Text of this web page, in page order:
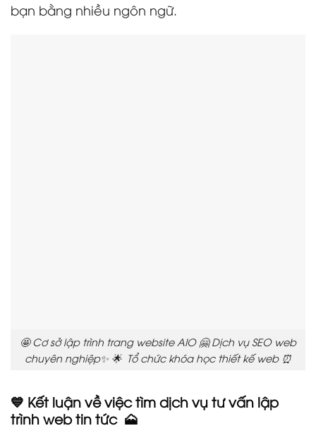
bạn bằng nhiều ngôn ngữ.
🤩 Cơ sở lập trình trang website AIO 🤗 Dịch vụ SEO web
chuyên nghiệp✨ 🌟 Tổ chức khóa học thiết kế web ⏰
💙 Kết luận về việc tìm dịch vụ tư vấn lập
trình web tin tức 🗻